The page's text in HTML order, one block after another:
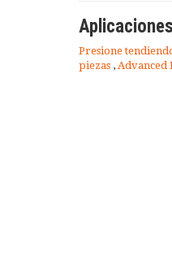
Aplicaciones
Presione
piezas , Advanced